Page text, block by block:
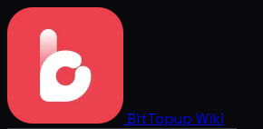
BitTopup Wiki